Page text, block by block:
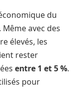
du
avec des
élevés, les
rester
entre 1 et 5 %.
pour